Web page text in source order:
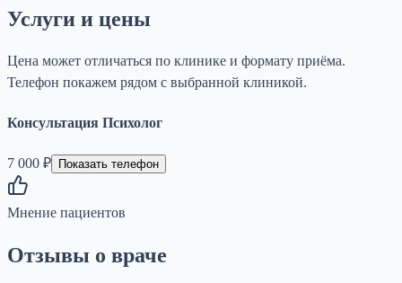
Услуги и цены
Цена может отличаться по клинике и формату приёма.
Телефон покажем рядом с выбранной клиникой.
Консультация Психолог
7 000 ₽ Показать телефон
Мнение пациентов
Отзывы о враче